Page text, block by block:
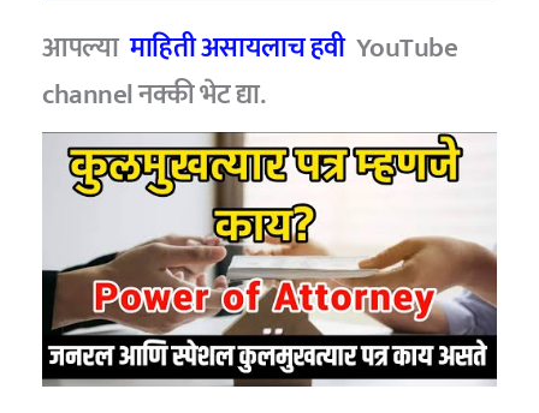
आपल्यामाहिती असायलाच हवी YouTube
channel नक्की भेट द्या.